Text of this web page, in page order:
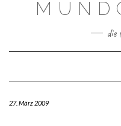
die
27. März 2009